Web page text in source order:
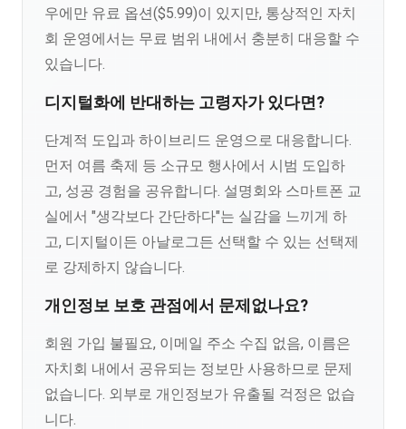
우에만 유료 옵션($5.99)이 있지만, 통상적인 자치
회 운영에서는 무료 범위 내에서 충분히 대응할 수
있습니다.
디지털화에 반대하는 고령자가 있다면?
단계적 도입과 하이브리드 운영으로 대응합니다.
먼저 여름 축제 등 소규모 행사에서 시범 도입하
고, 성공 경험을 공유합니다. 설명회와 스마트폰 교
실에서 "생각보다 간단하다"는 실감을 느끼게 하
고, 디지털이든 아날로그든 선택할 수 있는 선택제
로 강제하지 않습니다.
개인정보 보호 관점에서 문제없나요?
회원 가입 불필요, 이메일 주소 수집 없음, 이름은
자치회 내에서 공유되는 정보만 사용하므로 문제
없습니다. 외부로 개인정보가 유출될 걱정은 없습
니다.